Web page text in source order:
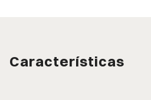
Características